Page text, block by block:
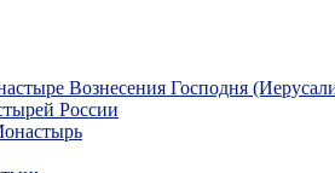
Вознесения Господня
России